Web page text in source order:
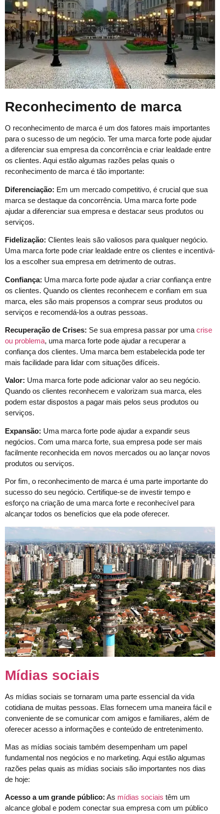
Reconhecimento de marca
O reconhecimento de marca é um dos fatores mais importantes
para o sucesso de um negócio. Ter uma marca forte pode ajudar
a diferenciar sua empresa da concorrência e criar lealdade entre
os clientes. Aqui estão algumas razões pelas quais o
reconhecimento de marca é tão importante:
Diferenciação: Em um mercado competitivo, é crucial que sua
marca se destaque da concorrência. Uma marca forte pode
ajudar a diferenciar sua empresa e destacar seus produtos ou
serviços.
Fidelização: Clientes leais são valiosos para qualquer negócio.
Uma marca forte pode criar lealdade entre os clientes e incentivá-
los a escolher sua empresa em detrimento de outras.
Confiança: Uma marca forte pode ajudar a criar confiança entre
os clientes. Quando os clientes reconhecem e confiam em sua
marca, eles são mais propensos a comprar seus produtos ou
serviços e recomendá-los a outras pessoas.
Recuperação de Crises: Se sua empresa passar por uma crise
ou problema, uma marca forte pode ajudar a recuperar a
confiança dos clientes. Uma marca bem estabelecida pode ter
mais facilidade para lidar com situações difíceis.
Valor: Uma marca forte pode adicionar valor ao seu negócio.
Quando os clientes reconhecem e valorizam sua marca, eles
podem estar dispostos a pagar mais pelos seus produtos ou
serviços.
Expansão: Uma marca forte pode ajudar a expandir seus
negócios. Com uma marca forte, sua empresa pode ser mais
facilmente reconhecida em novos mercados ou ao lançar novos
produtos ou serviços.
Por fim, o reconhecimento de marca é uma parte importante do
sucesso do seu negócio. Certifique-se de investir tempo e
esforço na criação de uma marca forte e reconhecível para
alcançar todos os benefícios que ela pode oferecer.
Mídias sociais
As mídias sociais se tornaram uma parte essencial da vida
cotidiana de muitas pessoas. Elas fornecem uma maneira fácil e
conveniente de se comunicar com amigos e familiares, além de
oferecer acesso a informações e conteúdo de entretenimento.
Mas as mídias sociais também desempenham um papel
fundamental nos negócios e no marketing. Aqui estão algumas
razões pelas quais as mídias sociais são importantes nos dias
de hoje:
Acesso a um grande público: As mídias sociais têm um
alcance global e podem conectar sua empresa com um público